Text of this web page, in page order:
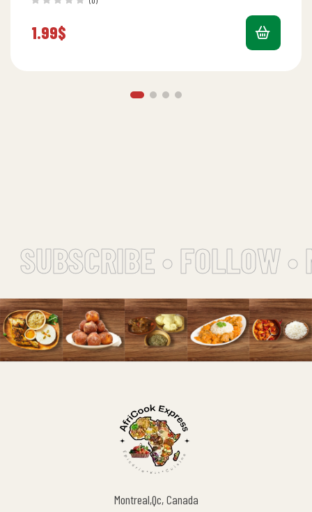
1.99$
SUBSCRIBE • FOLLOW •
Montreal,Qc, Canada